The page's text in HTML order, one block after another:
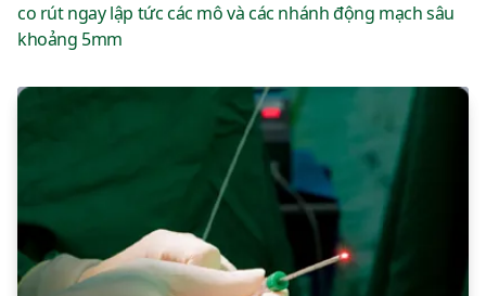
co rút ngay lập tức các mô và các nhánh động mạch sâu
khoảng 5mm